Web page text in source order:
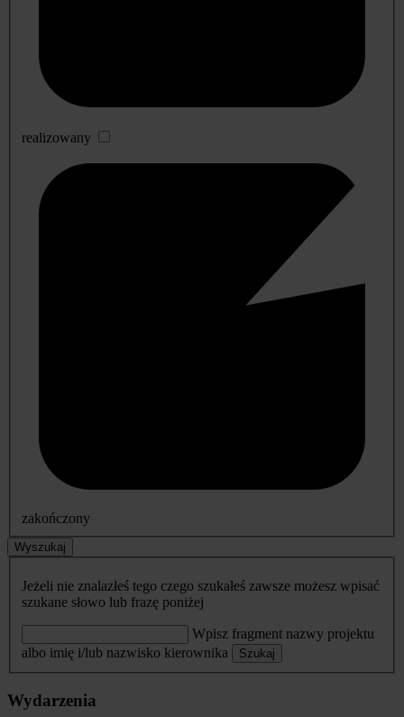
realizowany
zakończony
Wyszukaj
Jeżeli nie znalazłeś tego czego szukałeś zawsze możesz wpisać
szukane słowo lub frazę poniżej
Wpisz fragment nazwy projektu
albo imię i/lub nazwisko kierownika
Szukaj
Wydarzenia